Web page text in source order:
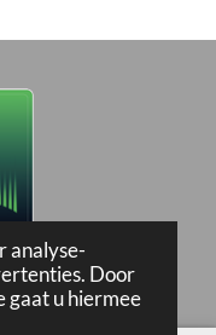
analyse-
Door
gaat u hiermee
van: